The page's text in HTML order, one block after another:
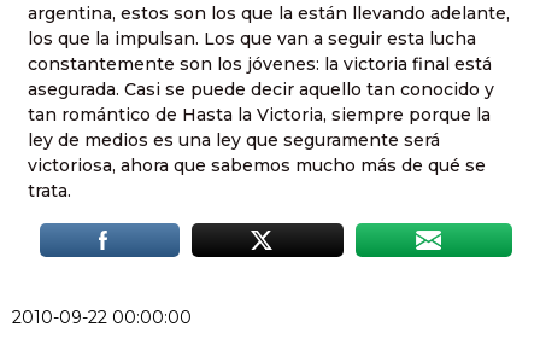
argentina, estos son los que la están llevando adelante,
los que la impulsan. Los que van a seguir esta lucha
constantemente son los jóvenes: la victoria final está
asegurada. Casi se puede decir aquello tan conocido y
tan romántico de Hasta la Victoria, siempre porque la
ley de medios es una ley que seguramente será
victoriosa, ahora que sabemos mucho más de qué se
trata.
2010-09-22 00:00:00